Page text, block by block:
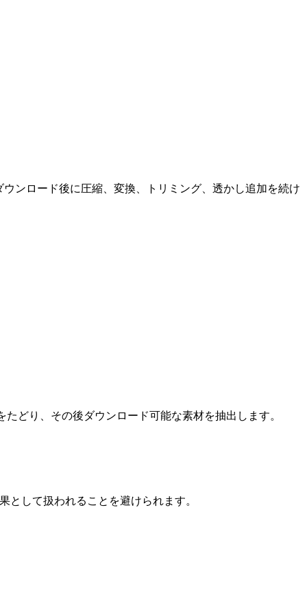
ンロード後に圧縮、変換、トリミング、透かし追加を続け
どり、その後ダウンロード可能な素材を抽出します。
して扱われることを避けられます。